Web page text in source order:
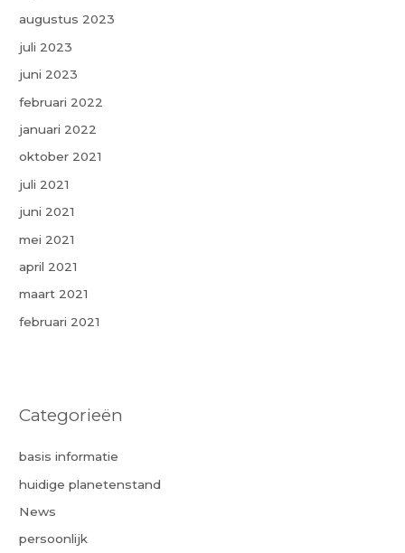
augustus 2023
juli 2023
juni 2023
februari 2022
januari 2022
oktober 2021
juli 2021
juni 2021
mei 2021
april 2021
maart 2021
februari 2021
Categorieën
basis informatie
huidige planetenstand
News
persoonlijk